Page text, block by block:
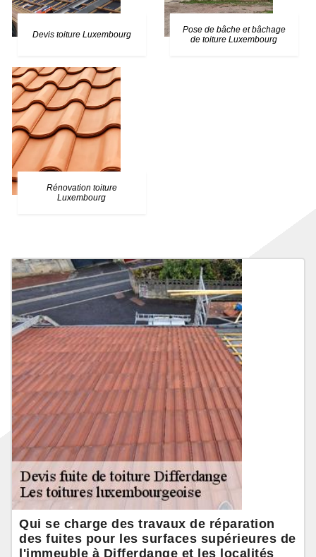
Devis toiture Luxembourg
Pose de bâche et bâchage
de toiture Luxembourg
Rénovation toiture
Luxembourg
Qui se charge des travaux de réparation
des fuites pour les surfaces supérieures de
l'immeuble à Differdange et les localités